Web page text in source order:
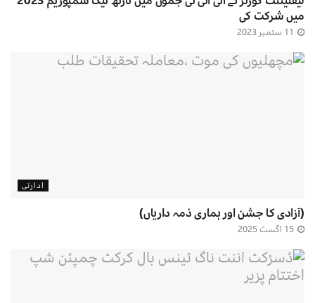
میں شرکت کی
ادارتی
(آزادی کا جشن اور ہماری ذمہ داریاں)